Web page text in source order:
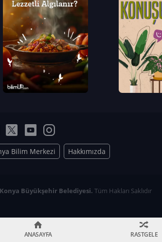
Bilim Merkezi Hakkımızda
Büyükşehir Belediyesi. Tüm Hakları Saklıdır
ANASAYFA RASTGELE